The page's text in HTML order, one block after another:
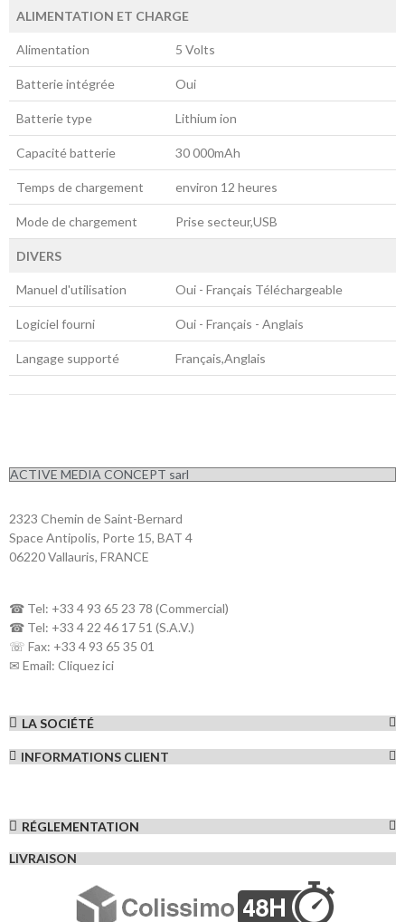
ALIMENTATION ET CHARGE
Alimentation 5 Volts
Batterie intégrée Oui
Batterie type Lithium ion
Capacité batterie 30 000mAh
Temps de chargement environ 12 heures
Mode de chargement Prise secteur,USB
DIVERS
Manuel d'utilisation Oui - Français Téléchargeable
Logiciel fourni Oui - Français - Anglais
Langage supporté Français,Anglais
ACTIVE MEDIA CONCEPT sarl
2323 Chemin de Saint-Bernard
Space Antipolis, Porte 15, BAT 4
06220 Vallauris, FRANCE
☎ Tel: +33 4 93 65 23 78 (Commercial)
☎ Tel: +33 4 22 46 17 51 (S.A.V.)
☏ Fax: +33 4 93 65 35 01
✉ Email: Cliquez ici
LA SOCIÉTÉ
INFORMATIONS CLIENT
RÉGLEMENTATION
LIVRAISON